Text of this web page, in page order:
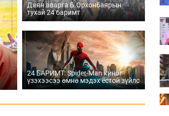
Даян аварга Б.Орхонбаярын
тухай 24 баримт
24 БАРИМТ: Spider-Man киног
үзэхээсээ өмнө мэдэх ёстой зүйлс